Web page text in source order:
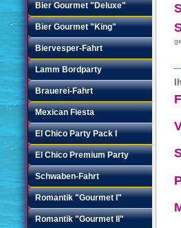
Bier Gourmet "Deluxe"
Bier Gourmet "King"
Biervesper-Fahrt
Lamm Bordparty
Brauerei-Fahrt
Mexican Fiesta
El Chico Party Pack I
El Chico Premium Party
Schwaben-Fahrt
Romantik "Gourmet I"
Romantik "Gourmet II"